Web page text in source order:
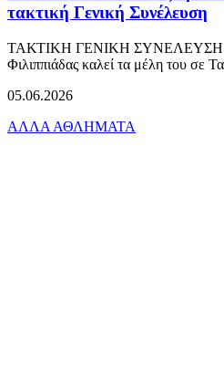
τακτική Γενική Συνέλευση
ΤΑΚΤΙΚΗ ΓΕΝΙΚΗ ΣΥΝΕΛΕΥΣΗ
Φιλιππιάδας καλεί τα μέλη του σε
05.06.2026
ΑΛΛΑ ΑΘΛΗΜΑΤΑ